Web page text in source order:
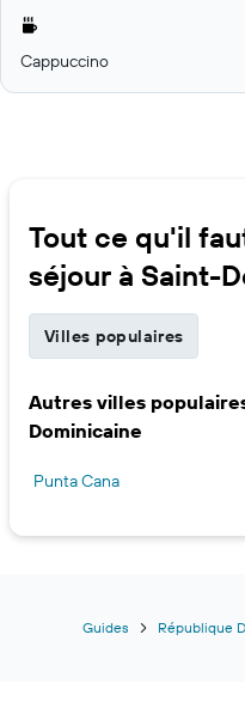
Cappuccino
Tout ce qu'il
séjour à Saint-
Villes populaires
Autres villes
Dominicaine
Punta Cana
Guides République